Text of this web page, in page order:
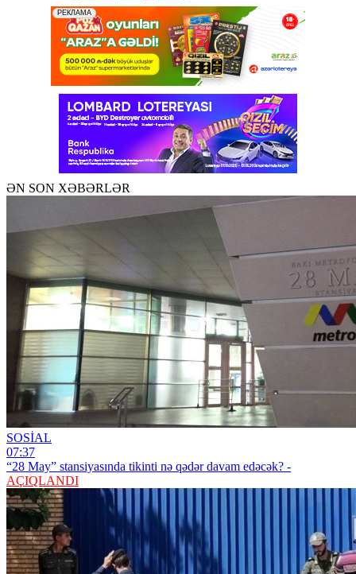
ƏN SON XƏBƏRLƏR
SOSİAL
07:37
“28 May” stansiyasında tikinti nə qədər davam edəcək? -
AÇIQLANDI